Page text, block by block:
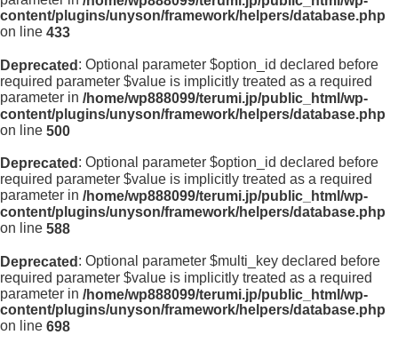
content/plugins/unyson/framework/helpers/database.php
on line 433
Deprecated : Optional parameter $option_id declared before
required parameter $value is implicitly treated as a required
parameter in /home/wp888099/terumi.jp/public_html/wp-
content/plugins/unyson/framework/helpers/database.php
on line 500
Deprecated : Optional parameter $option_id declared before
required parameter $value is implicitly treated as a required
parameter in /home/wp888099/terumi.jp/public_html/wp-
content/plugins/unyson/framework/helpers/database.php
on line 588
Deprecated : Optional parameter $multi_key declared before
required parameter $value is implicitly treated as a required
parameter in /home/wp888099/terumi.jp/public_html/wp-
content/plugins/unyson/framework/helpers/database.php
on line 698